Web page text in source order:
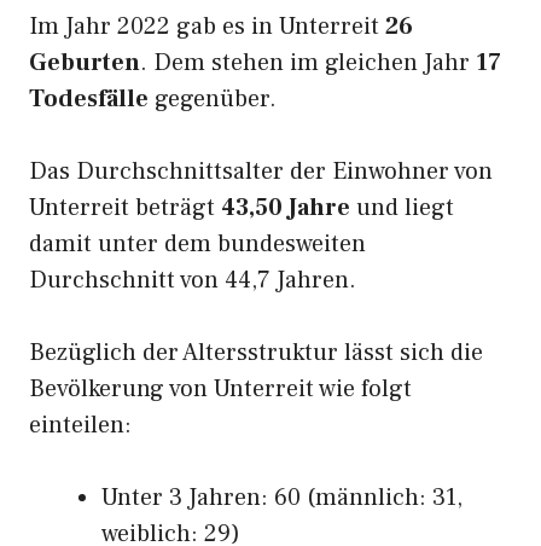
Im Jahr 2022 gab es in Unterreit 26
Geburten. Dem stehen im gleichen Jahr 17
Todesfälle gegenüber.
Das Durchschnittsalter der Einwohner von
Unterreit beträgt 43,50 Jahre und liegt
damit unter dem bundesweiten
Durchschnitt von 44,7 Jahren.
Bezüglich der Altersstruktur lässt sich die
Bevölkerung von Unterreit wie folgt
einteilen:
Unter 3 Jahren: 60 (männlich: 31,
weiblich: 29)